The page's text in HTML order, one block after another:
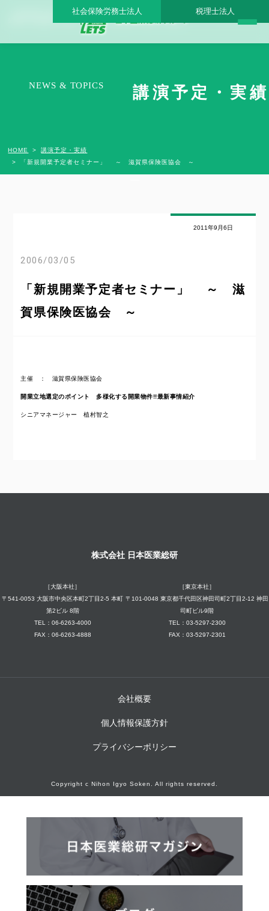
「新規開業予定者セミナー」 ～ 滋賀県保険医協会 ～ - 日本医業総研グループ |日本医
社会保険労務士法人 税理士法人
NEWS & TOPICS 講演予定・実績
HOME
講演予定・実績
「新規開業予定者セミナー」 ～ 滋賀県保険医協会 ～
2011年9月6日
2006/03/05
「新規開業予定者セミナー」 ～ 滋
賀県保険医協会 ～
主催 ： 滋賀県保険医協会
開業立地選定のポイント 多様化する開業物件!!最新事情紹介
シニアマネージャー 植村智之
株式会社 日本医業総研
［大阪本社］
〒541-0053 大阪市中央区本町2丁目2-5 本町
第2ビル 8階
TEL：06-6263-4000
FAX：06-6263-4888
［東京本社］
〒101-0048 東京都千代田区神田司町2丁目2-12 神田
司町ビル9階
TEL：03-5297-2300
FAX：03-5297-2301
会社概要
個人情報保護方針
プライバシーポリシー
Copyright c Nihon Igyo Soken. All rights reserved.